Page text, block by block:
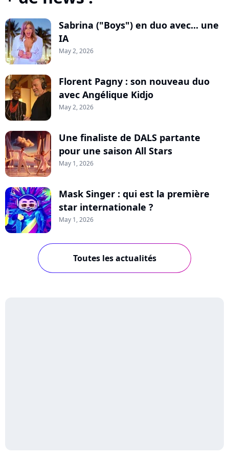
Sabrina ("Boys") en duo avec... une
IA
May 2, 2026
Florent Pagny : son nouveau duo
avec Angélique Kidjo
May 2, 2026
Une finaliste de DALS partante
pour une saison All Stars
May 1, 2026
Mask Singer : qui est la première
star internationale ?
May 1, 2026
Toutes les actualités